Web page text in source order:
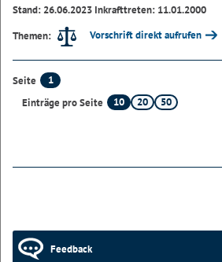
Stand: 26.06.2023 Inkrafttreten: 11.01.2000
Themen:
Vorschrift direkt aufrufen
Seite
1
Einträge pro Seite
10 20 50
Feedback